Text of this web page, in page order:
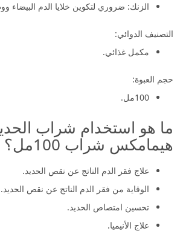
الزنك: ضروري لتكوين خلايا الدم البيضاء
التصنيف الدوائي:
مكمل غذائي.
حجم العبوة:
100مل.
ما هو استخدام شراب
هيمامكس شراب 100مل؟
علاج فقر الدم الناتج عن نقص الحديد.
الوقاية من فقر الدم الناتج عن نقص الحديد.
تحسين امتصاص الحديد.
علاج الأنيميا.